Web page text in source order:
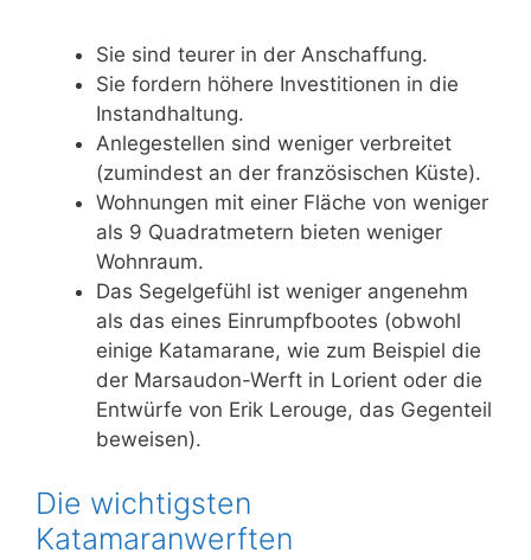
Sie sind teurer in der Anschaffung.
Sie fordern höhere Investitionen in die
Instandhaltung.
Anlegestellen sind weniger verbreitet
(zumindest an der französischen Küste).
Wohnungen mit einer Fläche von weniger
als 9 Quadratmetern bieten weniger
Wohnraum.
Das Segelgefühl ist weniger angenehm
als das eines Einrumpfbootes (obwohl
einige Katamarane, wie zum Beispiel die
der Marsaudon-Werft in Lorient oder die
Entwürfe von Erik Lerouge, das Gegenteil
beweisen).
Die wichtigsten
Katamaranwerften